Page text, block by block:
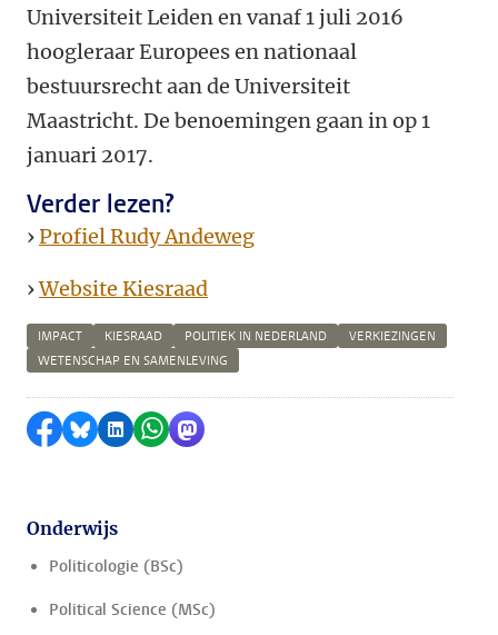
Universiteit Leiden en vanaf 1 juli 2016
hoogleraar Europees en nationaal
bestuursrecht aan de Universiteit
Maastricht. De benoemingen gaan in op 1
januari 2017.
Verder lezen?
›Profiel Rudy Andeweg
›Website Kiesraad
IMPACT KIESRAAD POLITIEK IN NEDERLAND
VERKIEZINGEN
WETENSCHAP EN SAMENLEVING
Delen op Facebook
Delen via Bluesky
Delen op LinkedIn
Delen via WhatsApp
Delen via Mastodon
Onderwijs
Politicologie (BSc)
Political Science (MSc)